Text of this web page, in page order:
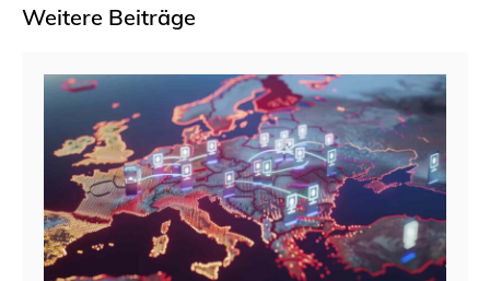
Weitere Beiträge